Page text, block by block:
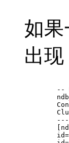
如
出